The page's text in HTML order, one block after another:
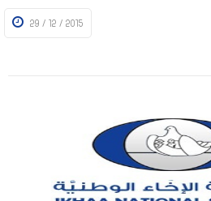
29 / 12 / 2015